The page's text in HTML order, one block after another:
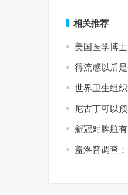
相关推荐
美国医学博
得流感以后
世界卫生组
尼古丁可以
新冠对脾脏
盖洛普调查